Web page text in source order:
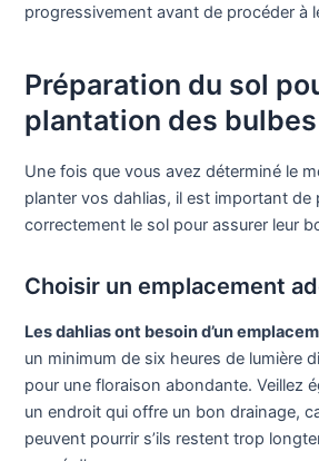
progressivement avant de procéder à
Préparation du sol
plantation des
Une fois que vous avez déterminé le
planter vos dahlias, il est important de
correctement le sol pour assurer leur
Choisir un emplacement
Les dahlias ont besoin d’un
un minimum de six heures de lumière
pour une floraison abondante. Veillez
un endroit qui offre un bon drainage,
peuvent pourrir s’ils restent trop